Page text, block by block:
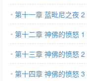
第十一章 蓝毗尼之夜 2
第十二章 神佛的愤怒 1
第十三章 神佛的愤怒 2
第十四章 神佛的愤怒 3